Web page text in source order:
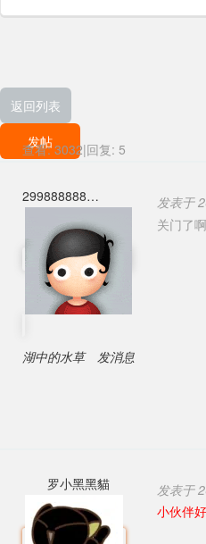
返回列表
发帖
查看: 3032|回复: 5
299888888
湖中的水草 发消息
发表于
关门了
罗小黑黑貓 发表于
小伙伴